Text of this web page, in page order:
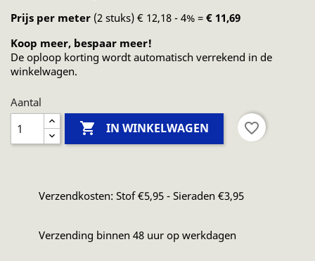
Prijs per meter (2 stuks) € 12,18 - 4% = € 11,69
Koop meer, bespaar meer!
De oploop korting wordt automatisch verrekend in de
winkelwagen.
Aantal
 IN WINKELWAGEN favorite_border
Verzendkosten: Stof €5,95 - Sieraden €3,95
Verzending binnen 48 uur op werkdagen